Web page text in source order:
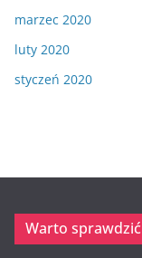
marzec 2020
luty 2020
styczeń 2020
Warto sprawdzić